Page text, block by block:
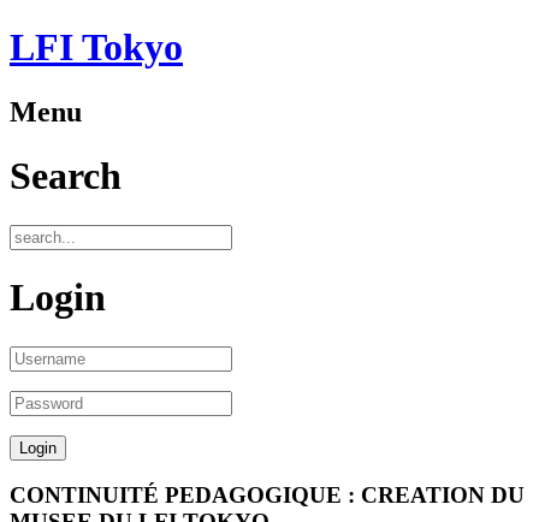
LFI Tokyo
Menu
Search
Login
CONTINUITÉ PEDAGOGIQUE : CREATION DU